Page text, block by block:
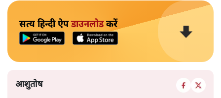
सत्य हिन्दी ऐपडाउनलोडकरें
आशुतोष